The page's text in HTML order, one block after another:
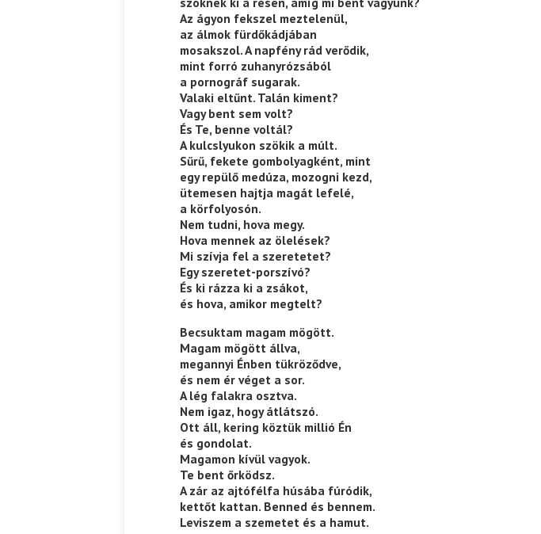
Az ágyon fekszel meztelenül,
az álmok fürdőkádjában
mosakszol. A napfény rád verődik,
mint forró zuhanyrózsából
a pornográf sugarak.
Valaki eltűnt. Talán kiment?
Vagy bent sem volt?
És Te, benne voltál?
A kulcslyukon szökik a múlt.
Sűrű, fekete gombolyagként, mint
egy repülő medúza, mozogni kezd,
ütemesen hajtja magát lefelé,
a körfolyosón.
Nem tudni, hova megy.
Hova mennek az ölelések?
Mi szívja fel a szeretetet?
Egy szeretet-porszívó?
És ki rázza ki a zsákot,
és hova, amikor megtelt?
Becsuktam magam mögött.
Magam mögött állva,
megannyi Énben tükröződve,
és nem ér véget a sor.
A lég falakra osztva.
Nem igaz, hogy átlátszó.
Ott áll, kering köztük millió Én
és gondolat.
Magamon kívül vagyok.
Te bent őrködsz.
A zár az ajtófélfa húsába fúródik,
kettőt kattan. Benned és bennem.
Leviszem a szemetet és a hamut.